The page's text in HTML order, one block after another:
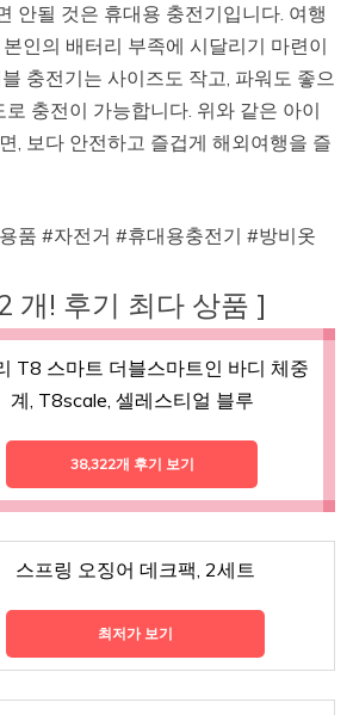
안될 것은 휴대용 충전기입니다. 여행
인의 배터리 부족에 시달리기 마련이
충전기는 사이즈도 작고, 파워도 좋으
충전이 가능합니다. 위와 같은 아이
, 보다 안전하고 즐겁게 해외여행을 즐
품 #자전거 #휴대용충전기 #방비옷
개! 후기 최다 상품 ]
T8 스마트 더블스마트인 바디 체중
계, T8scale, 셀레스티얼 블루
38,322개 후기 보기
스프링 오징어 데크팩, 2세트
최저가 보기